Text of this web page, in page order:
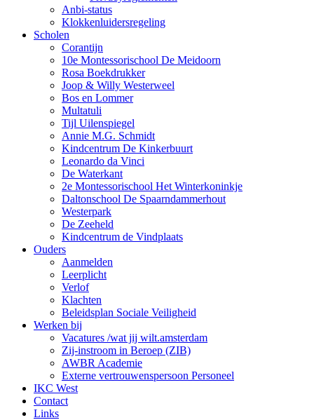
Anbi-status
Klokkenluidersregeling
Scholen
Corantijn
10e Montessorischool De Meidoorn
Rosa Boekdrukker
Joop & Willy Westerweel
Bos en Lommer
Multatuli
Tijl Uilenspiegel
Annie M.G. Schmidt
Kindcentrum De Kinkerbuurt
Leonardo da Vinci
De Waterkant
2e Montessorischool Het Winterkoninkje
Daltonschool De Spaarndammerhout
Westerpark
De Zeeheld
Kindcentrum de Vindplaats
Ouders
Aanmelden
Leerplicht
Verlof
Klachten
Beleidsplan Sociale Veiligheid
Werken bij
Vacatures /wat jij wilt.amsterdam
Zij-instroom in Beroep (ZIB)
AWBR Academie
Externe vertrouwenspersoon Personeel
IKC West
Contact
Links